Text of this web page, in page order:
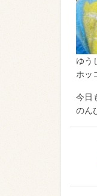
ゆう
ホッ
今日
のん